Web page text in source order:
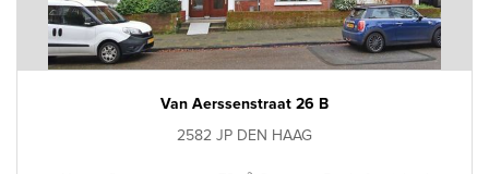
Van Aerssenstraat 26 B
2582 JP DEN HAAG